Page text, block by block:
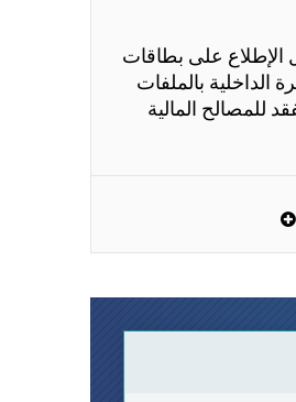
الإطلاع على بطاقات
الداخلية بالملفات
للمصالح المالية